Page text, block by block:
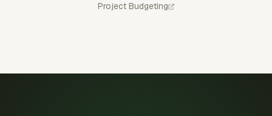
Project Budgeting